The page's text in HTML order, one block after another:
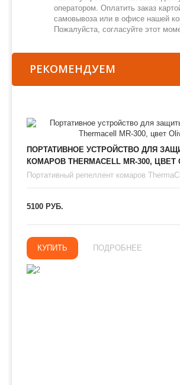
оператором. Оплатить заказ
самовывоза или в офисе нашей
Пожалуйста, согласуйте этот
РЕКОМЕНДУЕМ
ПОРТАТИВНОЕ УСТРОЙСТВО ДЛЯ
КОМАРОВ THERMAСЕLL MR-300, ЦВЕТ
Портативный репеллент комаров
5100 РУБ.
КУПИТЬ ПОДРОБНЕЕ